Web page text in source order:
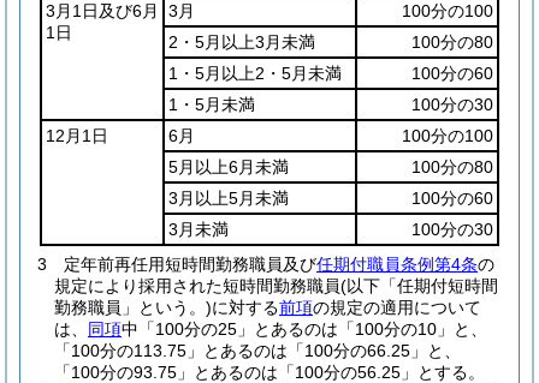
3月1日及び6月
1日
3月
100分の100
2・5月以上3月未満
100分の80
1・5月以上2・5月未満
100分の60
1・5月未満
100分の30
12月1日
6月
100分の100
5月以上6月未満
100分の80
3月以上5月未満
100分の60
3月未満
100分の30
3
定年前再任用短時間勤務職員及び任期付職員条例第4条の
規定により採用された短時間勤務職員(以下「任期付短時間
勤務職員」という。)に対する前項の規定の適用について
は、 同項中「100分の25」とあるのは「100分の10」と、
「100分の113.75」とあるのは「100分の66.25」と、
「100分の93.75」とあるのは「100分の56.25」とする。